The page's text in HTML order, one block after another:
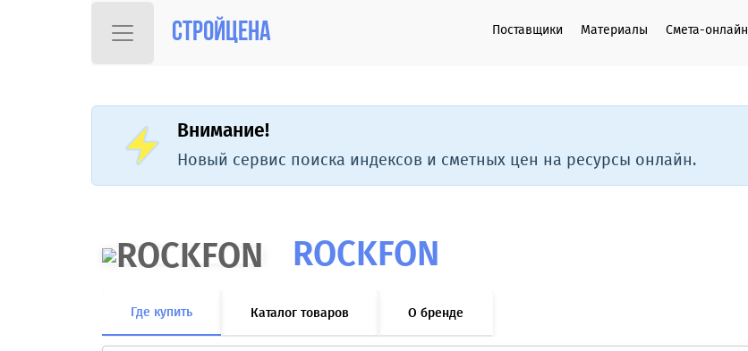
Стройцена Поставщики Материалы Смета-онлайн
Внимание!
Новый сервис поиска индексов и сметных цен на ресурсы онлайн.
ROCKFON
Где купить Каталог товаров О бренде